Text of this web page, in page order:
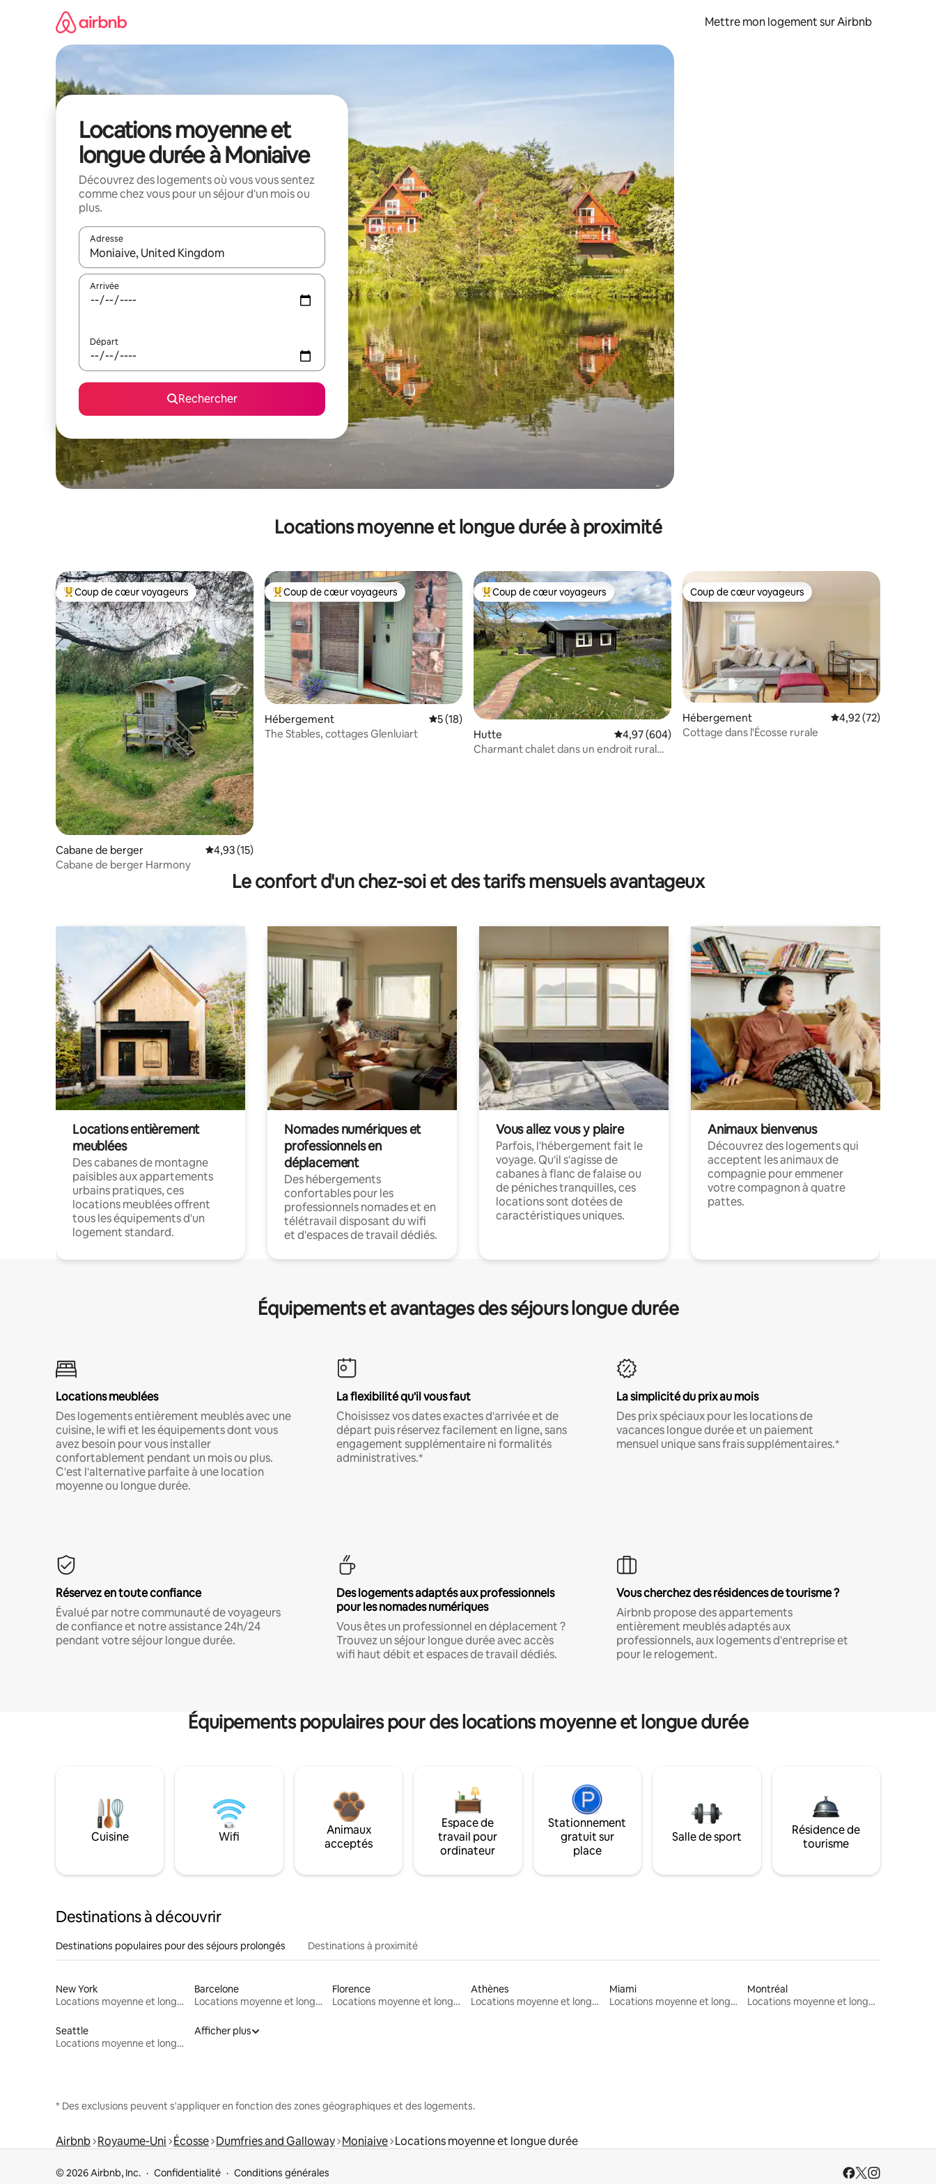
Mettre mon logement sur Airbnb
Locations moyenne et
longue durée à Moniaive
Découvrez des logements où vous vous sentez
comme chez vous pour un séjour d'un mois ou
plus.
Adresse
Lorsque les résultats s'affichent, utilisez les flèches vers le haut et vers le bas pour les parcourir ou en appuyant et en faisant glisser.
Arrivée
Départ
Rechercher
Locations moyenne et longue durée à proximité
Coups de cœur voyageurs les plus appréciés
Coup de cœur voyageurs
Cabane de berger Évaluation moyenne sur la base de 15 commentaires : 4,93 sur 5
4,93 (15)
Cabane de berger Harmony
Coups de cœur voyageurs les plus appréciés
Coup de cœur voyageurs
Hébergement Évaluation moyenne sur la base de 18 commentaires : 5 sur 5
5 (18)
The Stables, cottages Glenluiart
Coups de cœur voyageurs les plus appréciés
Coup de cœur voyageurs
Hutte Évaluation moyenne sur la base de 604 commentaires : 4,97 sur 5
4,97 (604)
Charmant chalet dans un endroit rural
Coup de cœur voyageurs
Coup de cœur voyageurs
Hébergement Évaluation moyenne
4,92 (72)
Cottage dans l'Écosse rurale
Le confort d'un chez-soi et des tarifs mensuels avantageux
Locations entièrement
meublées
Des cabanes de montagne
paisibles aux appartements
urbains pratiques, ces
locations meublées offrent
tous les équipements d'un
logement standard.
Nomades numériques et
professionnels en
déplacement
Des hébergements
confortables pour les
professionnels nomades et en
télétravail disposant du wifi
et d'espaces de travail dédiés.
Vous allez vous y plaire
Parfois, l'hébergement fait le
voyage. Qu'il s'agisse de
cabanes à flanc de falaise ou
de péniches tranquilles, ces
locations sont dotées de
caractéristiques uniques.
Animaux bienvenus
Découvrez des logements qui
acceptent les animaux de
compagnie pour emmener
votre compagnon à quatre
pattes.
Équipements et avantages des séjours longue durée
Locations meublées
Des logements entièrement meublés avec une
cuisine, le wifi et les équipements dont vous
avez besoin pour vous installer
confortablement pendant un mois ou plus.
C'est l'alternative parfaite à une location
moyenne ou longue durée.
La flexibilité qu'il vous faut
Choisissez vos dates exactes d'arrivée et de
départ puis réservez facilement en ligne, sans
engagement supplémentaire ni formalités
administratives.*
La simplicité du prix au mois
Des prix spéciaux pour les locations de
vacances longue durée et un paiement
mensuel unique sans frais supplémentaires.*
Réservez en toute confiance
Évalué par notre communauté de voyageurs
de confiance et notre assistance 24h/24
pendant votre séjour longue durée.
Des logements adaptés aux professionnels
pour les nomades numériques
Vous êtes un professionnel en déplacement ?
Trouvez un séjour longue durée avec accès
wifi haut débit et espaces de travail dédiés.
Vous cherchez des résidences de tourisme ?
Airbnb propose des appartements
entièrement meublés adaptés aux
professionnels, aux logements d'entreprise et
pour le relogement.
Équipements populaires pour des locations moyenne et longue durée
Cuisine Wifi
Animaux
acceptés
Espace de
travail pour
ordinateur
Stationnement
gratuit sur
place
Salle de sport
Résidence de
tourisme
Destinations à découvrir
Destinations populaires pour des séjours prolongés Destinations à proximité
New York
Locations moyenne et longue durée
Barcelone
Locations moyenne et longue durée
Florence
Locations moyenne et longue durée
Athènes
Locations moyenne et longue durée
Miami
Locations moyenne et longue durée
Montréal
Locations moyenne et longue durée
Seattle
Locations moyenne et longue durée
Afficher plus
* Des exclusions peuvent s'appliquer en fonction des zones géographiques et des logements.
Airbnb Royaume-Uni Écosse Dumfries and Galloway Moniaive Locations moyenne et longue durée
© 2026 Airbnb, Inc. Confidentialité Conditions générales